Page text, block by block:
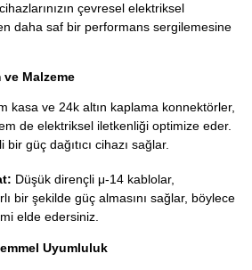
çevresel elektriksel
daha saf bir performans sergilemesine
ve Malzeme
kasa ve 24k altın kaplama konnektörler,
de elektriksel iletkenliği optimize eder.
güç dağıtıcı cihazı sağlar.
Düşük dirençli μ-14 kablolar,
bir şekilde güç almasını sağlar, böylece
elde edersiniz.
Uyumluluk